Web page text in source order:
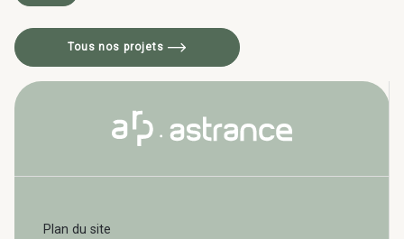
Tous nos projets
Plan du site